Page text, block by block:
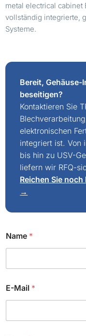
metal electrical cabinet
vollständig integrierte,
Systeme.
Bereit,
beseitigen?
Kontaktieren Sie
elektronischen
integriert ist. Von
bis hin zu USV-
liefern wir RFQ-
Reichen Sie
→
Name *
E-Mail *